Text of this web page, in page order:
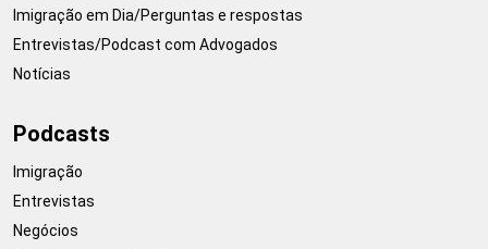
Imigração em Dia/Perguntas e respostas
Entrevistas/Podcast com Advogados
Notícias
Podcasts
Imigração
Entrevistas
Negócios